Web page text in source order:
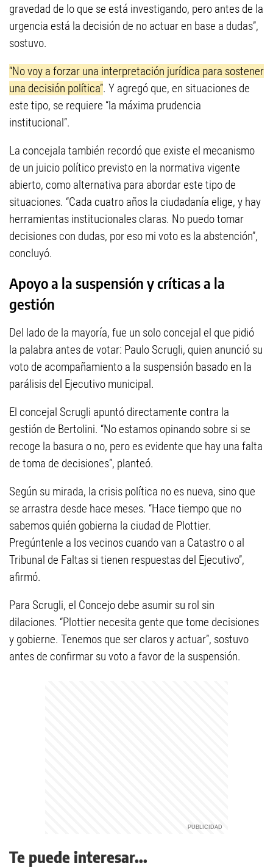
gravedad de lo que se está investigando, pero antes de la
urgencia está la decisión de no actuar en base a dudas”,
sostuvo.
“No voy a forzar una interpretación jurídica para sostener
una decisión política”. Y agregó que, en situaciones de
este tipo, se requiere “la máxima prudencia
institucional”.
La concejala también recordó que existe el mecanismo
de un juicio político previsto en la normativa vigente
abierto, como alternativa para abordar este tipo de
situaciones. “Cada cuatro años la ciudadanía elige, y hay
herramientas institucionales claras. No puedo tomar
decisiones con dudas, por eso mi voto es la abstención”,
concluyó.
Apoyo a la suspensión y críticas a la
gestión
Del lado de la mayoría, fue un solo concejal el que pidió
la palabra antes de votar: Paulo Scrugli, quien anunció su
voto de acompañamiento a la suspensión basado en la
parálisis del Ejecutivo municipal.
El concejal Scrugli apuntó directamente contra la
gestión de Bertolini. “No estamos opinando sobre si se
recoge la basura o no, pero es evidente que hay una falta
de toma de decisiones”, planteó.
Según su mirada, la crisis política no es nueva, sino que
se arrastra desde hace meses. “Hace tiempo que no
sabemos quién gobierna la ciudad de Plottier.
Pregúntenle a los vecinos cuando van a Catastro o al
Tribunal de Faltas si tienen respuestas del Ejecutivo”,
afirmó.
Para Scrugli, el Concejo debe asumir su rol sin
dilaciones. “Plottier necesita gente que tome decisiones
y gobierne. Tenemos que ser claros y actuar”, sostuvo
antes de confirmar su voto a favor de la suspensión.
Te puede interesar...